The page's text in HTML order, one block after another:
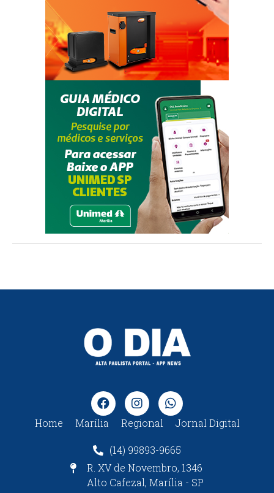
Home Marília Regional Jornal Digital
(14) 99893-9665
R. XV de Novembro, 1346
Alto Cafezal, Marília - SP